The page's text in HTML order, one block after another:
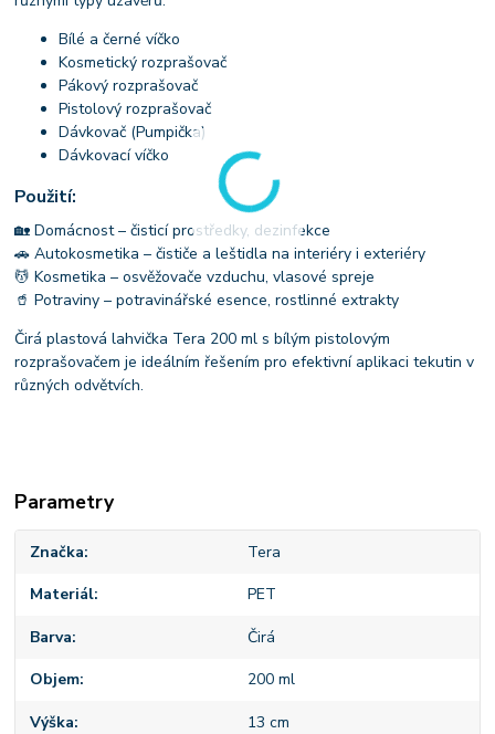
Bílé a černé víčko
Kosmetický rozprašovač
Pákový rozprašovač
Pistolový rozprašovač
Dávkovač (Pumpička)
Dávkovací víčko
Použití:
🏡 Domácnost – čisticí prostředky, dezinfekce
🚗 Autokosmetika – čističe a leštidla na interiéry i exteriéry
💆 Kosmetika – osvěžovače vzduchu, vlasové spreje
🥤 Potraviny – potravinářské esence, rostlinné extrakty
Čirá plastová lahvička Tera 200 ml s bílým pistolovým
rozprašovačem je ideálním řešením pro efektivní aplikaci tekutin v
různých odvětvích.
Parametry
Značka Tera
Materiál PET
Barva Čirá
Objem 200 ml
Výška 13 cm